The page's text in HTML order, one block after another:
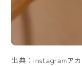
出典：Instagramア